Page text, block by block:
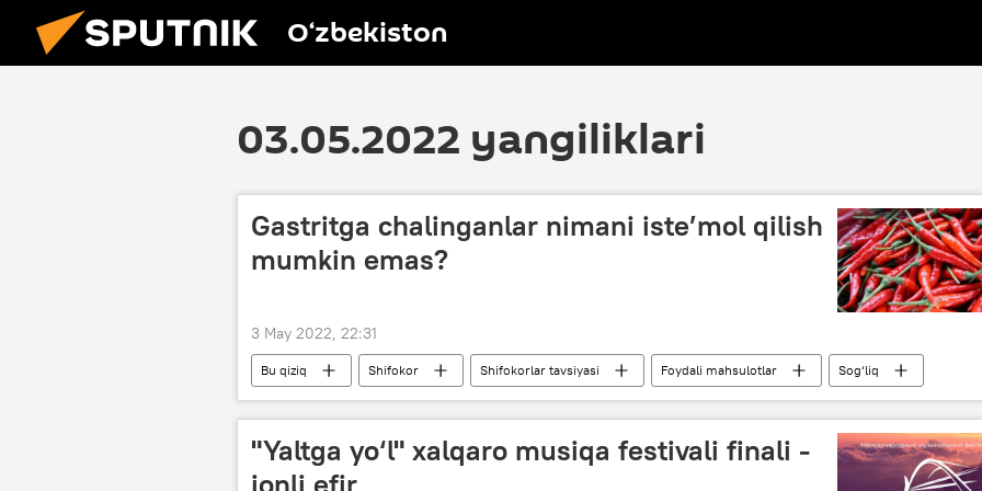
O‘zbekiston
03.05.2022 yangiliklari
Gastritga chalinganlar nimani iste’mol qilish
mumkin emas?
3 May 2022, 22:31
Bu qiziq Shifokor Shifokorlar tavsiyasi Foydali mahsulotlar
Sog‘liq
kasallik
Diyeta
"Yaltga yo‘l" xalqaro musiqa festivali finali -